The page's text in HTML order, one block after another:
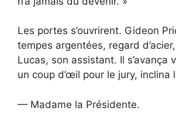
Les portes s’ouvrirent. Gideon
tempes argentées, regard
Lucas, son assistant. Il s’avança
un coup d’œil pour le jury, inclina
— Madame la Présidente.